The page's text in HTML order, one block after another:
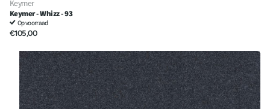
Keymer
Keymer - Whizz - 93
Op voorraad
€105,00